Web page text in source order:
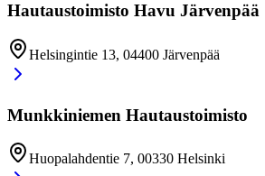
Hautaustoimisto Havu Järvenpää
Helsingintie 13, 04400 Järvenpää
Munkkiniemen Hautaustoimisto
Huopalahdentie 7, 00330 Helsinki